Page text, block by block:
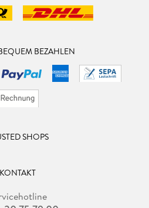
BEZAHLEN
SHOPS
KONTAKT